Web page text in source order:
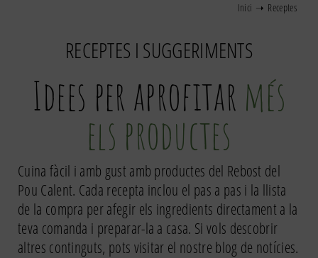
Inici Receptes
RECEPTES I SUGGERIMENTS
Idees per aprofitar més
els productes
Cuina fàcil i amb gust amb productes del Rebost del
Pou Calent. Cada recepta inclou el pas a pas i la llista
de la compra per afegir els ingredients directament a la
teva comanda i preparar-la a casa. Si vols descobrir
altres continguts, pots visitar el nostre blog de notícies.